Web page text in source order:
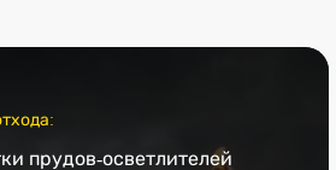
прудов-осветлителей